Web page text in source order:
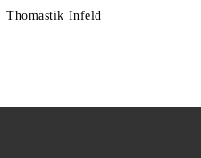
Thomastik Infeld